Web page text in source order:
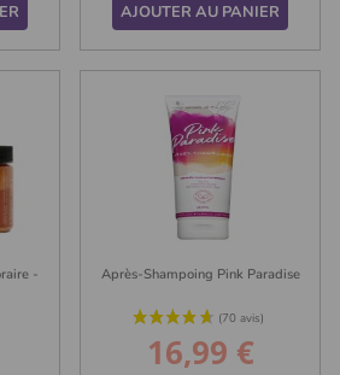
AJOUTER AU PANIER
-
Après-Shampoing Pink Paradise
Prix
16,99 €